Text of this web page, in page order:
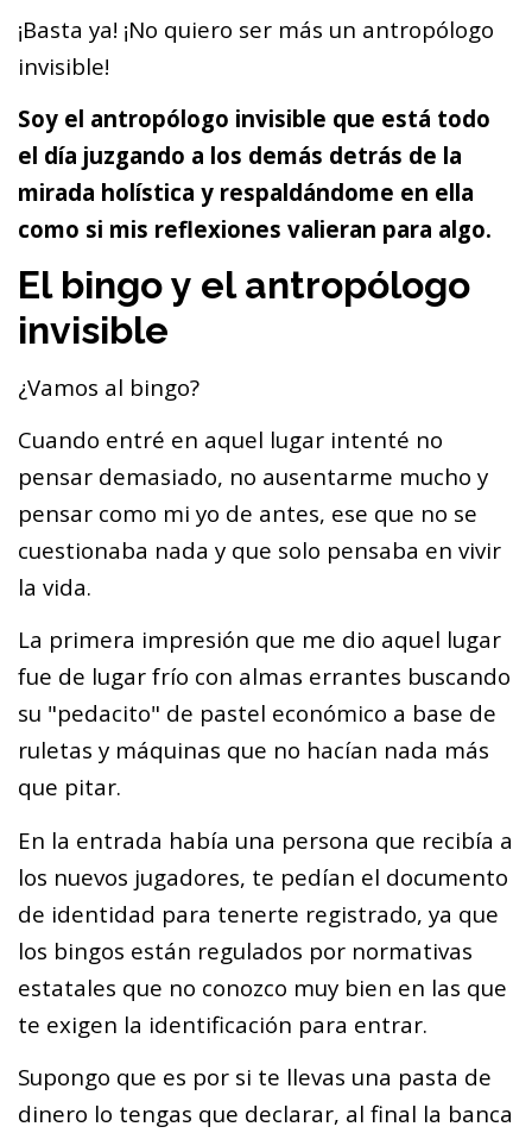
¡Basta ya! ¡No quiero ser más un antropólogo
invisible!
Soy el antropólogo invisible que está todo
el día juzgando a los demás detrás de la
mirada holística y respaldándome en ella
como si mis reflexiones valieran para algo.
El bingo y el antropólogo
invisible
¿Vamos al bingo?
Cuando entré en aquel lugar intenté no
pensar demasiado, no ausentarme mucho y
pensar como mi yo de antes, ese que no se
cuestionaba nada y que solo pensaba en vivir
la vida.
La primera impresión que me dio aquel lugar
fue de lugar frío con almas errantes buscando
su "pedacito" de pastel económico a base de
ruletas y máquinas que no hacían nada más
que pitar.
En la entrada había una persona que recibía a
los nuevos jugadores, te pedían el documento
de identidad para tenerte registrado, ya que
los bingos están regulados por normativas
estatales que no conozco muy bien en las que
te exigen la identificación para entrar.
Supongo que es por si te llevas una pasta de
dinero lo tengas que declarar, al final la banca